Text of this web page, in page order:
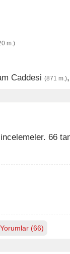
m.)
Caddesi (871 m.),
66
(66)